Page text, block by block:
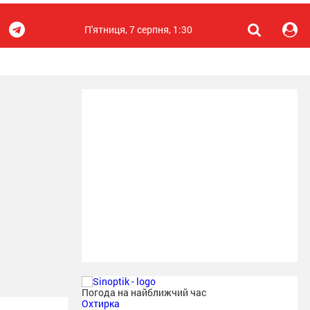
П'ятниця, 7 серпня, 1:30
Погода на найближчий час
Охтирка